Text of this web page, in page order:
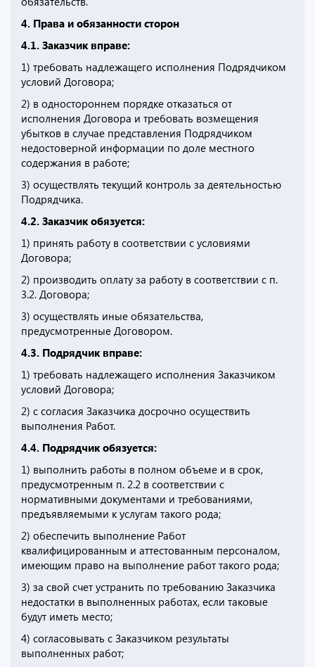
4. Права и обязанности сторон
4.1. Заказчик вправе:
1) требовать надлежащего исполнения Подрядчиком
условий Договора;
2) в одностороннем порядке отказаться от
исполнения Договора и требовать возмещения
убытков в случае представления Подрядчиком
недостоверной информации по доле местного
содержания в работе;
3) осуществлять текущий контроль за деятельностью
Подрядчика.
4.2. Заказчик обязуется:
1) принять работу в соответствии с условиями
Договора;
2) производить оплату за работу в соответствии с п.
3.2. Договора;
3) осуществлять иные обязательства,
предусмотренные Договором.
4.3. Подрядчик вправе:
1) требовать надлежащего исполнения Заказчиком
условий Договора;
2) с согласия Заказчика досрочно осуществить
выполнения Работ.
4.4. Подрядчик обязуется:
1) выполнить работы в полном объеме и в срок,
предусмотренным п. 2.2 в соответствии с
нормативными документами и требованиями,
предъявляемыми к услугам такого рода;
2) обеспечить выполнение Работ
квалифицированным и аттестованным персоналом,
имеющим право на выполнение работ такого рода;
3) за свой счет устранить по требованию Заказчика
недостатки в выполненных работах, если таковые
будут иметь место;
4) согласовывать с Заказчиком результаты
выполненных работ;